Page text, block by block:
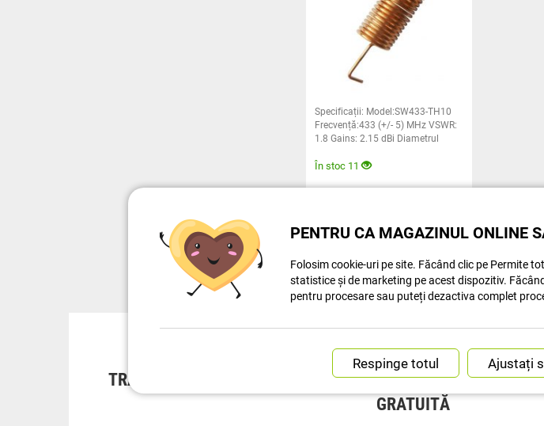
PENTRU CA MAGAZINUL ONLINE
Folosim cookie-uri pe site. Făcând clic pe Permite
statistice și de marketing pe acest dispozitiv.
pentru procesare sau puteți dezactiva complet
Ajustați
Specificații: Model:SW433-TH10
Frecvență:433 (+/- 5) MHz VSWR:
1.8 Gains: 2.15 dBi Diametrul
În stoc 11
TRANSPORT RAPID
OPȚIUNE DE EXPEDIERE
GRATUITĂ